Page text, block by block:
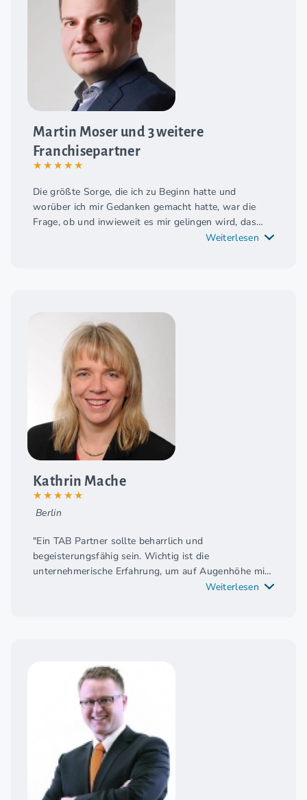
Martin Moser und 3 weitere
Franchisepartner
★★★★★
Die größte Sorge, die ich zu Beginn hatte und
worüber ich mir Gedanken gemacht hatte, war die
Frage, ob und inwieweit es mir gelingen wird, das
Einkommen, das ich aus meiner bisherigen Tätigkeit
Weiterlesen
Kathrin Mache
★★★★★
Berlin
"Ein TAB Partner sollte beharrlich und
begeisterungsfähig sein. Wichtig ist die
unternehmerische Erfahrung, um auf Augenhöhe mit
den Inhabern und Geschäftsführern imWeiterlesen